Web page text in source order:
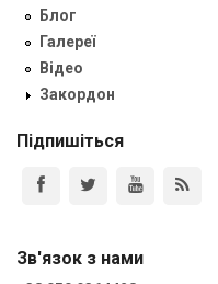
Блог
Галереї
Відео
Закордон
Підпишіться
Зв'язок з нами